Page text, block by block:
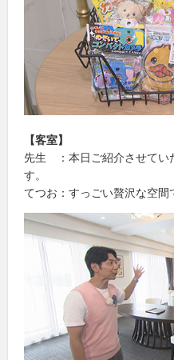
【客室】
先生 ：本日ご紹介させてい
す。
てつお：すっごい贅沢な空間